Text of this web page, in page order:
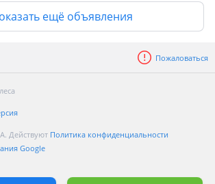
ещё объявления
Пожаловаться
Действуют Политика конфиденциальности
Google